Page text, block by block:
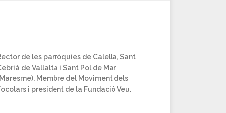
de les parròquies de Calella, Sant
de Vallalta i Sant Pol de Mar
Membre del Moviment dels
i president de la Fundació Veu.